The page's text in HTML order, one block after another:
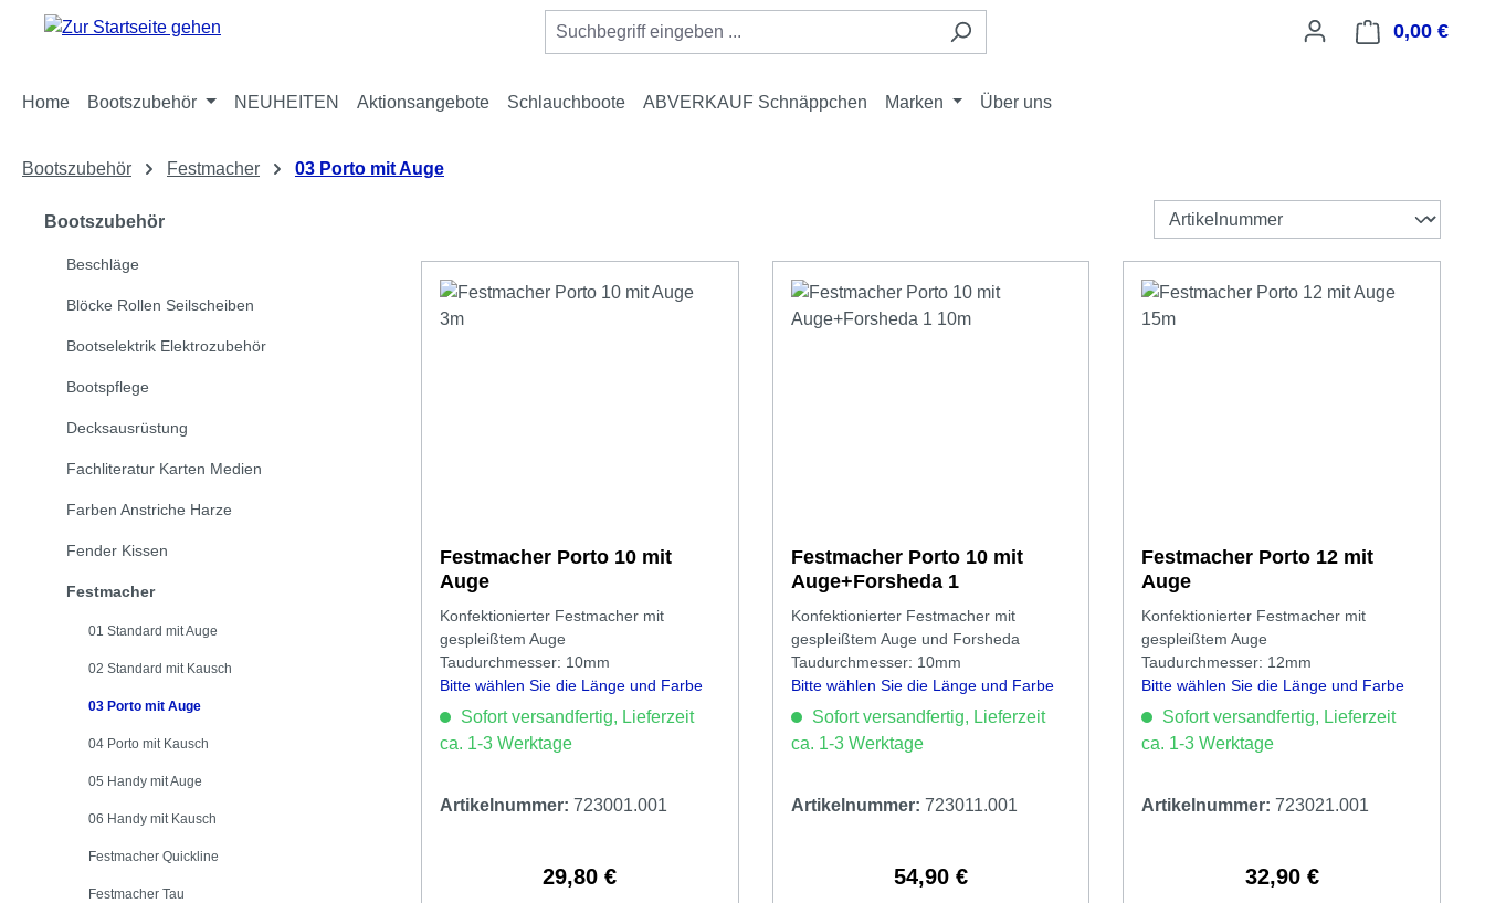
Hauptinhalt springen
Zur Suche springen
Zur Hauptnavigation springen 0,00 €
Home Bootszubehör NEUHEITEN Aktionsangebote Schlauchboote ABVERKAUF Schnäppchen Marken Über uns
Bootszubehör Festmacher 03 Porto mit Auge
Bootszubehör
Beschläge
Blöcke Rollen Seilscheiben
Bootselektrik Elektrozubehör
Bootspflege
Decksausrüstung
Fachliteratur Karten Medien
Farben Anstriche Harze
Fender Kissen
Festmacher
01 Standard mit Auge
02 Standard mit Kausch
03 Porto mit Auge
04 Porto mit Kausch
05 Handy mit Auge
06 Handy mit Kausch
Festmacher Quickline
Festmacher Tau
Festmacher Porto 10 mit
Auge
Konfektionierter Festmacher mit
gespleißtem Auge
Taudurchmesser: 10mm
Bitte wählen Sie die Länge und Farbe
aus.Sofort versandfertig, Lieferzeit
ca. 1-3 Werktage
Artikelnummer: 723001.001
Regulärer Preis:
29,80 €
Festmacher Porto 10 mit
Auge+Forsheda 1
Konfektionierter Festmacher mit
gespleißtem Auge und Forsheda
Taudurchmesser: 10mm
Bitte wählen Sie die Länge und Farbe
aus.Sofort versandfertig, Lieferzeit
ca. 1-3 Werktage
Artikelnummer: 723011.001
Regulärer Preis:
54,90 €
Festmacher Porto 12 mit
Auge
Konfektionierter Festmacher mit
gespleißtem Auge
Taudurchmesser: 12mm
Bitte wählen Sie die Länge und Farbe
aus.Sofort versandfertig, Lieferzeit
ca. 1-3 Werktage
Artikelnummer:723021.001
Regulärer Preis:
32,90 €